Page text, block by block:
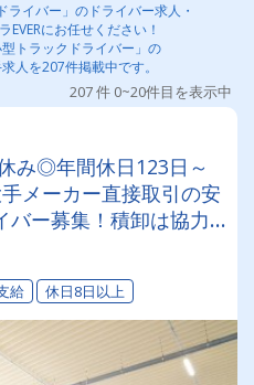
ライバー」のドライバー求人・
にお任せください！
トラックドライバー」の
人を207件掲載中です。
207 件 0~20件目を表示中
み◎年間休日123日～
メーカー直接取引の安
ー募集！積卸は協力
少なめ☆将来的にキャ
給 休日8日以上